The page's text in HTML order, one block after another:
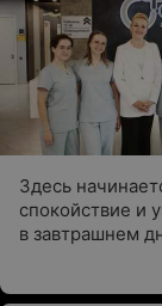
Здесь
спокойствие и
в завтрашнем